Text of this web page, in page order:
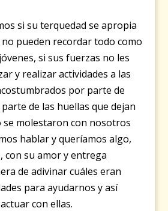
si su terquedad se apropia
no pueden recordar todo como
si sus fuerzas no les
y realizar actividades a las
por parte de
de las huellas que dejan
se molestaron con nosotros
hablar y queríamos algo,
su amor y entrega
de adivinar cuáles eran
para ayudarnos y así
con ellas.